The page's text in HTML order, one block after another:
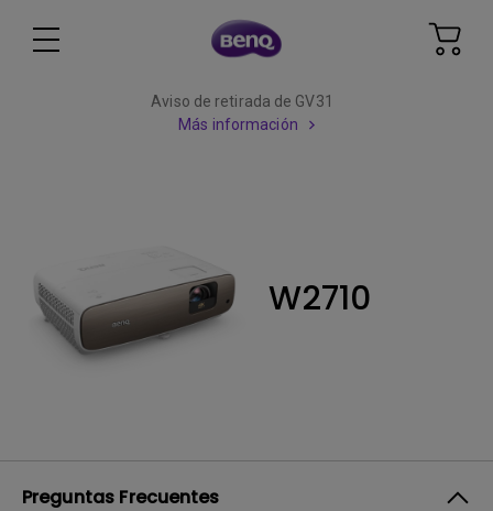
Aviso de retirada de GV31
Más información
W2710
Preguntas Frecuentes